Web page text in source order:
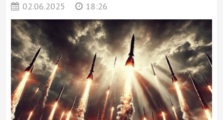
02.06.2025 18:26